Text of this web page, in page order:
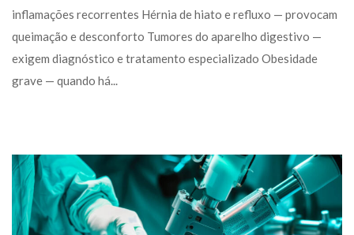
inflamações recorrentes Hérnia de hiato e refluxo — provocam
queimação e desconforto Tumores do aparelho digestivo —
exigem diagnóstico e tratamento especializado Obesidade
grave — quando há...